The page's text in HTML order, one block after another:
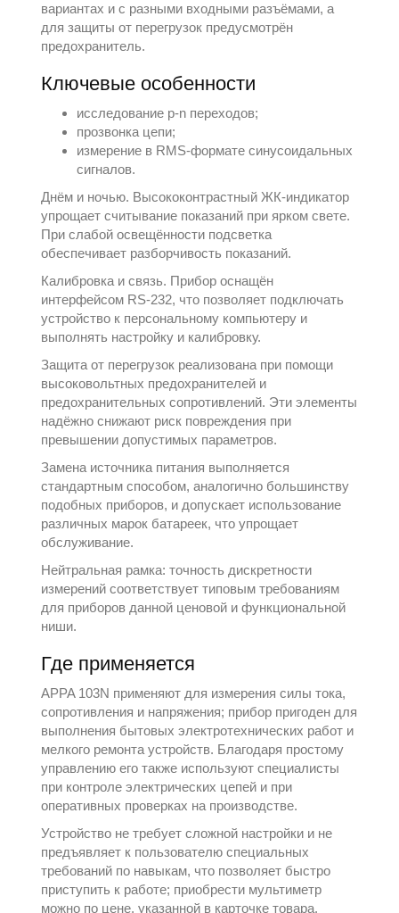
вариантах и с разными входными разъёмами, а
для защиты от перегрузок предусмотрён
предохранитель.
Ключевые особенности
исследование p-n переходов;
прозвонка цепи;
измерение в RMS-формате синусоидальных
сигналов.
Днём и ночью. Высококонтрастный ЖК‑индикатор
упрощает считывание показаний при ярком свете.
При слабой освещённости подсветка
обеспечивает разборчивость показаний.
Калибровка и связь. Прибор оснащён
интерфейсом RS-232, что позволяет подключать
устройство к персональному компьютеру и
выполнять настройку и калибровку.
Защита от перегрузок реализована при помощи
высоковольтных предохранителей и
предохранительных сопротивлений. Эти элементы
надёжно снижают риск повреждения при
превышении допустимых параметров.
Замена источника питания выполняется
стандартным способом, аналогично большинству
подобных приборов, и допускает использование
различных марок батареек, что упрощает
обслуживание.
Нейтральная рамка: точность дискретности
измерений соответствует типовым требованиям
для приборов данной ценовой и функциональной
ниши.
Где применяется
APPA 103N применяют для измерения силы тока,
сопротивления и напряжения; прибор пригоден для
выполнения бытовых электротехнических работ и
мелкого ремонта устройств. Благодаря простому
управлению его также используют специалисты
при контроле электрических цепей и при
оперативных проверках на производстве.
Устройство не требует сложной настройки и не
предъявляет к пользователю специальных
требований по навыкам, что позволяет быстро
приступить к работе; приобрести мультиметр
можно по цене, указанной в карточке товара.